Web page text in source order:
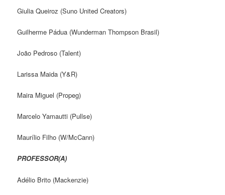
Giulia Queiroz (Suno United Creators)
Guilherme Pádua (Wunderman Thompson Brasil)
João Pedroso (Talent)
Larissa Maida (Y&R)
Maira Miguel (Propeg)
Marcelo Yamautti (Pullse)
Maurílio Filho (W/McCann)
PROFESSOR(A)
Adélio Brito (Mackenzie)